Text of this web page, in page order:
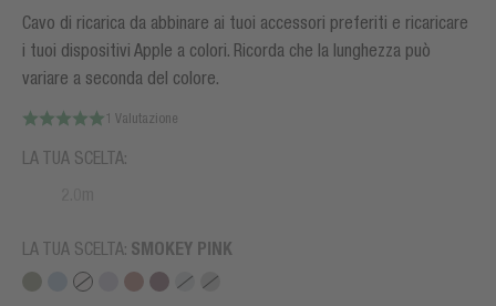
Cavo di ricarica da abbinare ai tuoi accessori preferiti e ricaricare
i tuoi dispositivi Apple a colori. Ricorda che la lunghezza può
variare a seconda del colore.
1 Valutazione
LA TUA SCELTA:
LA TUA SCELTA: SMOKEY PINK